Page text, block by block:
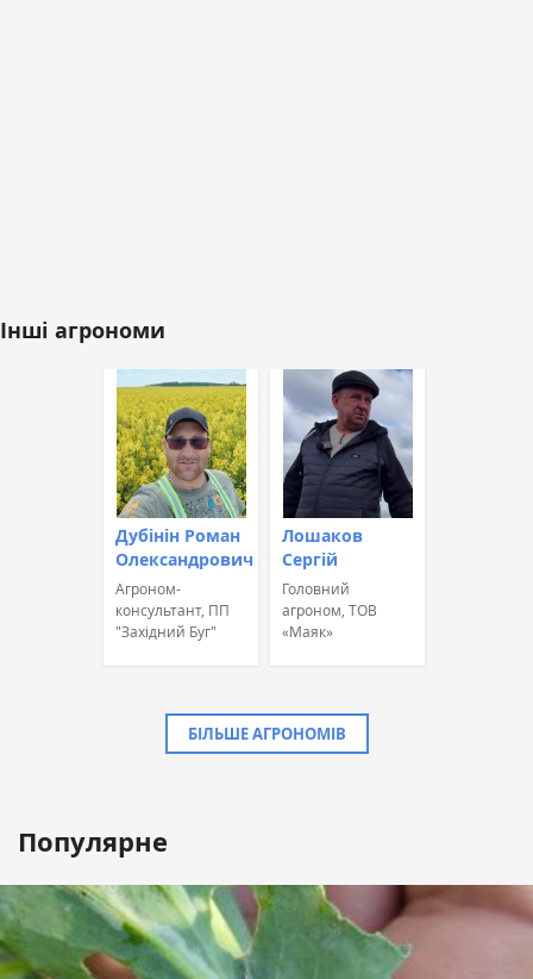
Інші агрономи
Дубінін Роман
Олександрович
Агроном-
консультант, ПП
"Західний Буг"
Лошаков
Сергій
Головний
агроном, ТОВ
«Маяк»
БІЛЬШЕ АГРОНОМІВ
Популярне